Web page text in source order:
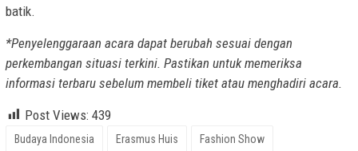
batik.
*Penyelenggaraan acara dapat berubah sesuai dengan
perkembangan situasi terkini. Pastikan untuk memeriksa
informasi terbaru sebelum membeli tiket atau menghadiri acara.
Post Views: 439
Budaya Indonesia Erasmus Huis Fashion Show